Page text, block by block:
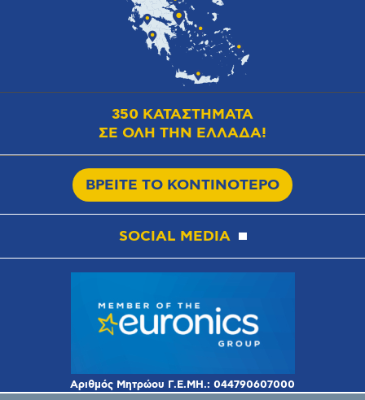
350 ΚΑΤΑΣΤΗΜΑΤΑ
ΣΕ ΟΛΗ ΤΗΝ ΕΛΛΑΔΑ!
ΒΡΕΙΤΕ ΤΟ ΚΟΝΤΙΝΟΤΕΡΟ
SOCIAL MEDIA